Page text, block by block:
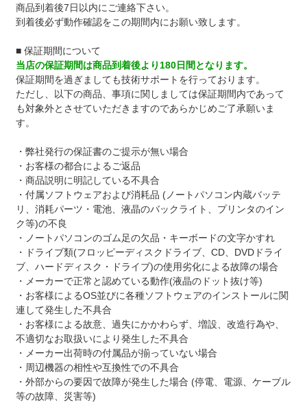
商品到着後7日以内にご連絡下さい。
到着後必ず動作確認をこの期間内にお願い致します。
■ 保証期間について
当店の保証期間は商品到着後より180日間となります。
保証期間を過ぎましても技術サポートを行っております。
ただし、以下の商品、事項に関しましては保証期間内であって
も対象外とさせていただきますのであらかじめご了承願いま
す。
・弊社発行の保証書のご提示が無い場合
・お客様の都合によるご返品
・商品説明に明記している不具合
・付属ソフトウェアおよび消耗品 (ノートパソコン内蔵バッテ
リ、消耗パーツ・電池、液晶のバックライト、プリンタのイン
ク等)の不良
・ノートパソコンのゴム足の欠品・キーボードの文字かすれ
・ドライブ類(フロッピーディスクドライブ、CD、DVDドライ
ブ、ハードディスク・ドライブ)の使用劣化による故障の場合
・メーカーで正常と認めている動作(液晶のドット抜け等)
・お客様によるOS並びに各種ソフトウェアのインストールに関
連して発生した不具合
・お客様による故意、過失にかかわらず、増設、改造行為や、
不適切なお取扱いにより発生した不具合
・メーカー出荷時の付属品が揃っていない場合
・周辺機器の相性や互換性での不具合
・外部からの要因で故障が発生した場合 (停電、電源、ケーブル
等の故障、災害等)